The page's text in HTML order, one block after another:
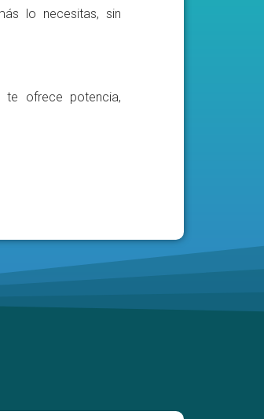
lo necesitas, sin
ofrece potencia,